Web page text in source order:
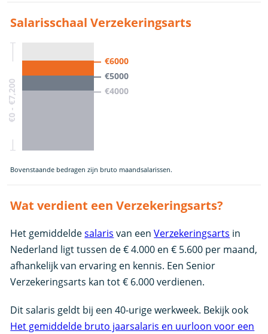
Salarisschaal Verzekeringsarts
€0 - €7,200
€6000
€5000
€4000
Bovenstaande bedragen zijn bruto maandsalarissen.
Wat verdient een Verzekeringsarts?
Het gemiddeldesalaris van eenVerzekeringsarts in
Nederland ligt tussen de € 4.000 en € 5.600 per maand,
afhankelijk van ervaring en kennis. Een Senior
Verzekeringsarts kan tot € 6.000 verdienen.
Dit salaris geldt bij een 40-urige werkweek. Bekijk ook
Het gemiddelde bruto jaarsalaris en uurloon voor een